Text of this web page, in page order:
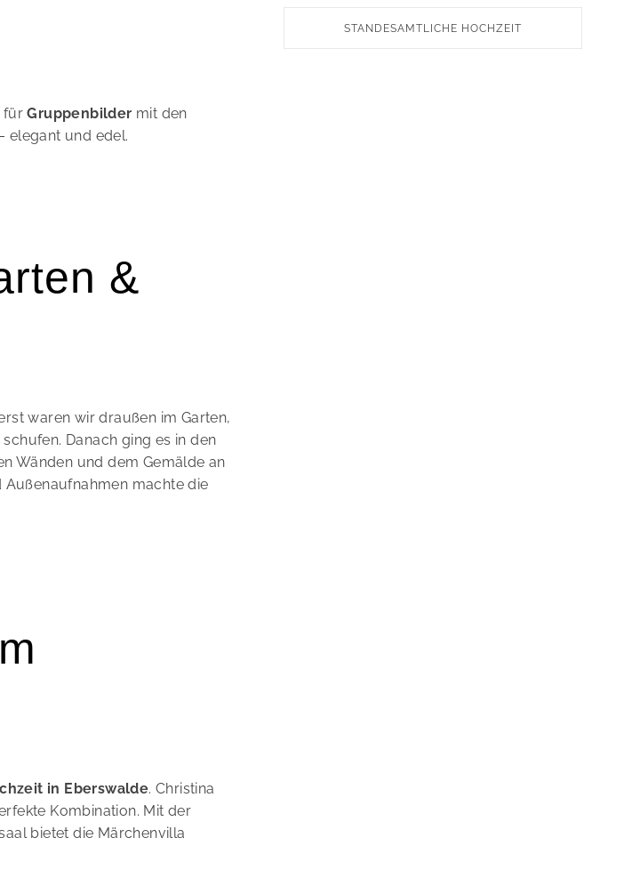
fürGruppenbilder mit den
elegant und edel.
&
waren wir draußen im Garten,
Danach ging es in den
Wänden und dem Gemälde an
Außenaufnahmen machte die
in Eberswalde. Christina
Kombination. Mit der
bietet die Märchenvilla
STANDESAMTLICHE HOCHZEIT